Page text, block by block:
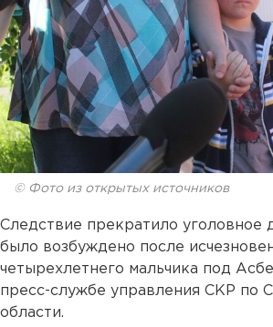
© Фото из открытых источников
Следствие прекратило уголовное
было возбуждено после
четырехлетнего мальчика под
пресс-службе управления СКР по
области.